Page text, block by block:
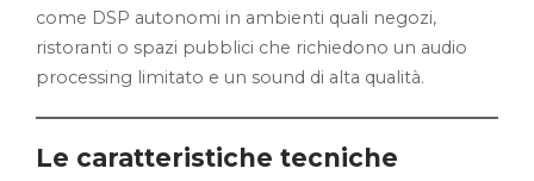
come DSP autonomi in ambienti quali negozi,
ristoranti o spazi pubblici che richiedono un audio
processing limitato e un sound di alta qualità.
Le caratteristiche tecniche